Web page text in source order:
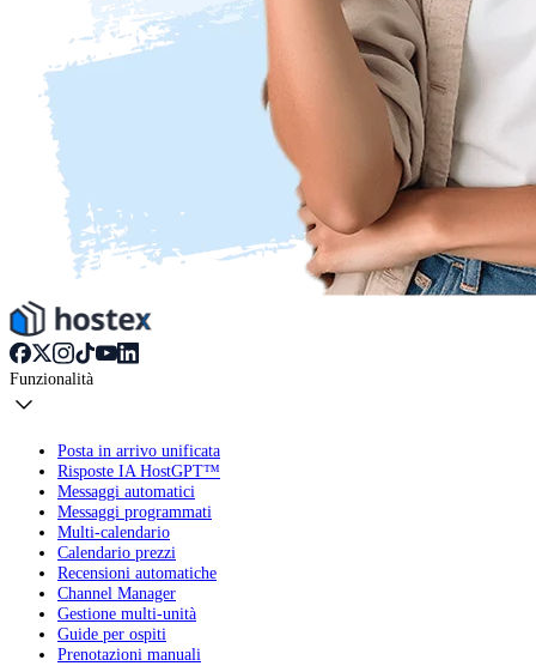
Funzionalità
Posta in arrivo unificata
Risposte IA HostGPT™
Messaggi automatici
Messaggi programmati
Multi-calendario
Calendario prezzi
Recensioni automatiche
Channel Manager
Gestione multi-unità
Guide per ospiti
Prenotazioni manuali